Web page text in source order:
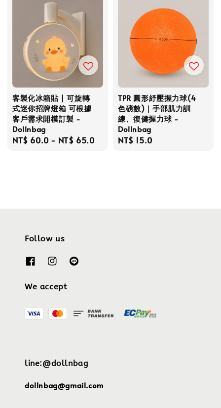
客製化冰箱貼 | 可旋轉
式迷你招牌燈箱 可根據
客戶需求開模訂製 -
Dollnbag
Regular
NT$ 60.0 - NT$ 65.0
TPR 圓形紓壓握力球(4
色磅數)｜手部肌力訓
練、復健握力球 -
Dollnbag
Regular
NT$ 15.0
Follow us
We accept
line:@dollnbag
dollnbag@gmail.com